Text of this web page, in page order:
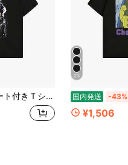
半袖Tシャツ - カジュアル ストトウェア ヴィンテージ風 ゴールドレタリング エレガントな筆記体 デザイン ゆったりシルエット 春夏 通気性 快適 お洒落 トップス 男女兼用 プレゼント用にも最適
23
国内発送 -43%
¥1,506